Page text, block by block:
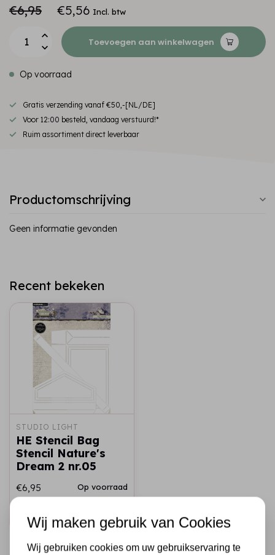
€6,95 €5,56 Incl. btw
Toevoegen aan winkelwagen
Op voorraad
Gratis verzending vanaf €50,-[NL/DE]
Voor 12:00 besteld, vandaag verstuurd!*
Ruim assortiment direct leverbaar
Productomschrijving
Geen informatie gevonden
Recent bekeken
STUDIO LIGHT
HE Stencil Bag
Stencil Nature's
Dream 2 nr.05
€6,95 Op voorraad
Wij maken gebruik van Cookies
Wij gebruiken cookies om uw gebruikservaring te